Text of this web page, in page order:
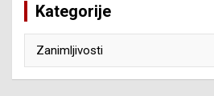
Kategorije